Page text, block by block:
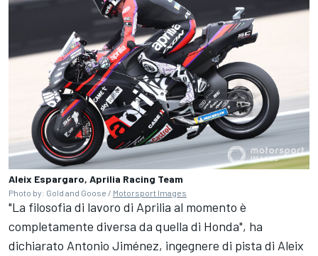
Aleix Espargaro, Aprilia Racing Team
Photo by: Gold and Goose / Motorsport Images
"La filosofia di lavoro di Aprilia al momento è
completamente diversa da quella di Honda", ha
dichiarato Antonio Jiménez, ingegnere di pista di Aleix